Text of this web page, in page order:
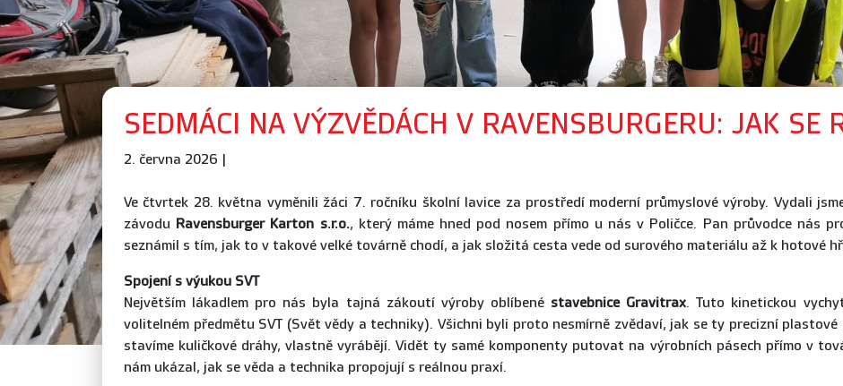
SEDMÁCI NA VÝZVĚDÁCH V RAVENSBURGERU: JAK SE
2. června 2026 |
Ve čtvrtek 28. května vyměnili žáci 7. ročníku školní lavice za prostředí moderní průmyslové výroby. Vydali
závodu Ravensburger Karton s.r.o., který máme hned pod nosem přímo u nás v Poličce. Pan průvodce nás
seznámil s tím, jak to v takové velké továrně chodí, a jak složitá cesta vede od surového materiálu až k hotové
Spojení s výukou SVT
Největším lákadlem pro nás byla tajná zákoutí výroby oblíbené stavebnice Gravitrax. Tuto kinetickou
volitelném předmětu SVT (Svět vědy a techniky). Všichni byli proto nesmírně zvědaví, jak se ty precizní
stavíme kuličkové dráhy, vlastně vyrábějí. Vidět ty samé komponenty putovat na výrobních pásech přímo v
nám ukázal, jak se věda a technika propojují s reálnou praxí.